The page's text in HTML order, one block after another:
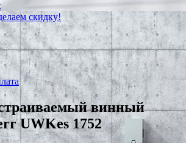
скидку!
винный
UWKes 1752